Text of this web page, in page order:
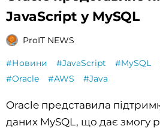
JavaScript у MySQL
ProIT NEWS
#Новини #JavaScript #MySQL
#Oracle
#AWS #Java
Oracle представила
даних MySQL, що дає змогу